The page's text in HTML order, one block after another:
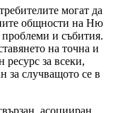
могат да
общности на Ню
и събития.
на точна и
за всеки,
за случващото се в
асоцииран,